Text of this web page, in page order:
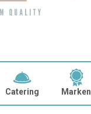
Catering Marken